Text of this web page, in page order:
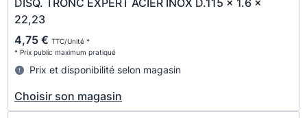
22,23
4,75 € TTC/Unité *
* Prix public maximum pratiqué
Prix et disponibilité selon magasin
Choisir son magasin